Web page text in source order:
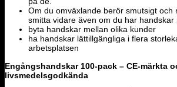
Om du omväxlande berör smutsigt och
smitta vidare även om du har handskar
byta handskar mellan olika kunder
ha handskar lättillgängliga i flera
arbetsplatsen
Engångshandskar 100-pack – CE-märkta
livsmedelsgodkända